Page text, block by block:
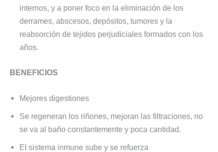
internos, y a poner foco en la eliminación de los
derrames, abscesos, depósitos, tumores y la
reabsorción de tejidos perjudiciales formados con los
años.
BENEFICIOS
Mejores digestiones
Se regeneran los riñones, mejoran las filtraciones, no
se va al baño constantemente y poca cantidad.
El sistema inmune sube y se refuerza